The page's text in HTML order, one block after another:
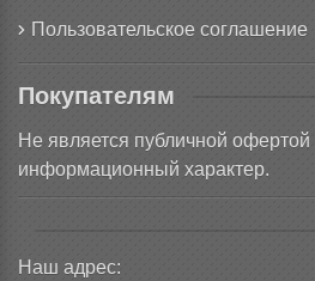
Пользовательское соглашение
Покупателям
Не является публичной офертой
информационный характер.
Наш адрес: